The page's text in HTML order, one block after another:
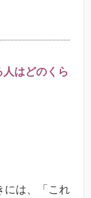
はどのくら
には、「これ